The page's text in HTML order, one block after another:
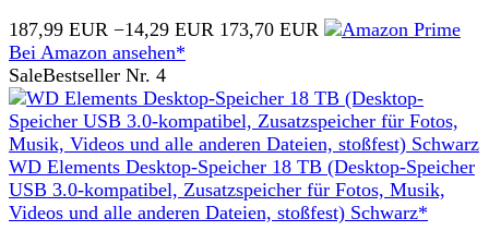
187,99 EUR −14,29 EUR 173,70 EUR
Bei Amazon ansehen*
SaleBestseller Nr. 4
WD Elements Desktop-Speicher 18 TB (Desktop-Speicher
USB 3.0-kompatibel, Zusatzspeicher für Fotos, Musik,
Videos und alle anderen Dateien, stoßfest) Schwarz*